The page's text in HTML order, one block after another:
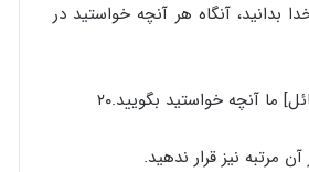
بدانید، آنگاه هر آنچه خواستید در
ما آنچه خواستید بگویید.۲۰
آن مرتبه نیز قرار ندهید.